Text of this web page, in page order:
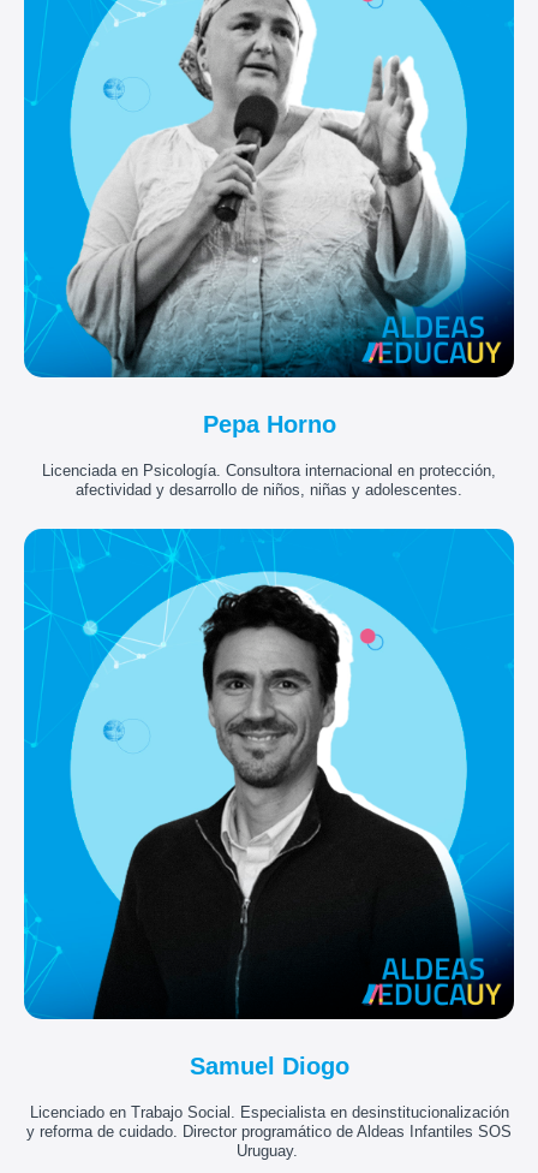
Pepa Horno
Licenciada en Psicología. Consultora internacional en protección,
afectividad y desarrollo de niños, niñas y adolescentes.
Samuel Diogo
Licenciado en Trabajo Social. Especialista en desinstitucionalización
y reforma de cuidado. Director programático de Aldeas Infantiles SOS
Uruguay.